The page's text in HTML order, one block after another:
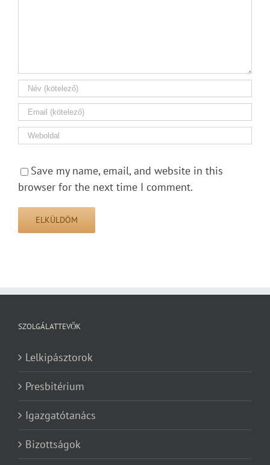
Save my name, email, and website in this
browser for the next time I comment.
SZOLGÁLATTEVŐK
Lelkipásztorok
Presbitérium
Igazgatótanács
Bizottságok